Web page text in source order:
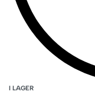
I LAGER